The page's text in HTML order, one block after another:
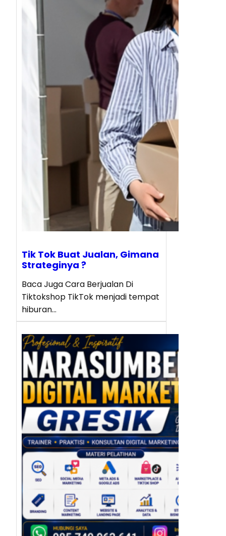
Tik Tok Buat Jualan, Gimana
Strateginya ?
Baca Juga Cara Berjualan Di
Tiktokshop TikTok menjadi tempat
hiburan…